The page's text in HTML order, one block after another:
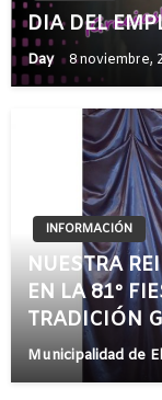
DIA DEL
Day 8 noviembre,
INFORMACIÓN
NUESTRA
EN LA 81º
TRADICIÓN
Municipalidad de